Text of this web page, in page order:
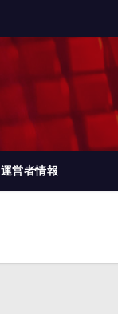
運営者情報